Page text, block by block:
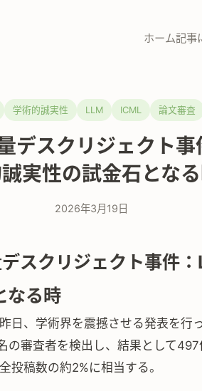
ホーム記事
学術的誠実性 LLM ICML 論文審査
デスクリジェクト事
実性の試金石とな
2026年3月19日
スクリジェクト事件
なる時
日、学術界を震撼させる発表を行
の審査者を検出し、結果として
稿数の約2%に相当する。